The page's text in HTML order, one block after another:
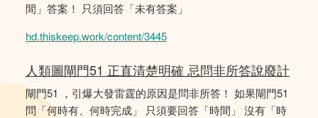
間」答案！ 只須回答「未有答案」
hd.thiskeep.work/content/3445
人類圖閘門51 正直清楚明確 忌問非所答說廢計
閘門51 ，引爆大發雷霆的原因是問非所答！ 如果閘門51
問「何時有、何時完成」 只須要回答「時間」 沒有「時